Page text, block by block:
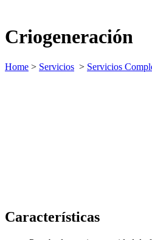
Criogeneración
Home > Servicios > Servicios
Características